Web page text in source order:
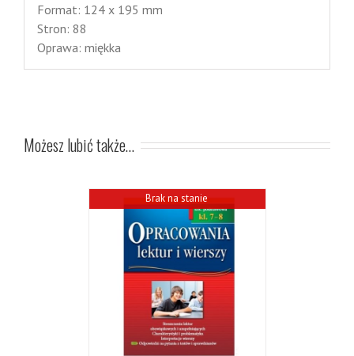
Format: 124 x 195 mm
Stron: 88
Oprawa: miękka
Możesz lubić także…
Brak na stanie